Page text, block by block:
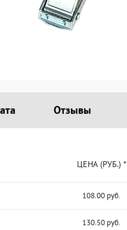
Отзывы
ЦЕНА (РУБ.) *
108.00 руб.
130.50 руб.